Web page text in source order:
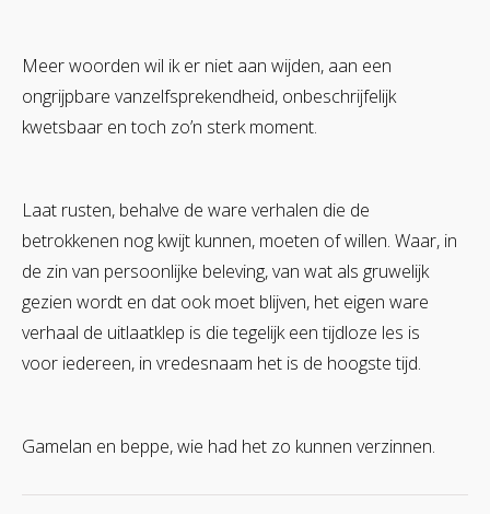
Meer woorden wil ik er niet aan wijden, aan een
ongrijpbare vanzelfsprekendheid, onbeschrijfelijk
kwetsbaar en toch zo’n sterk moment.
Laat rusten, behalve de ware verhalen die de
betrokkenen nog kwijt kunnen, moeten of willen. Waar, in
de zin van persoonlijke beleving, van wat als gruwelijk
gezien wordt en dat ook moet blijven, het eigen ware
verhaal de uitlaatklep is die tegelijk een tijdloze les is
voor iedereen, in vredesnaam het is de hoogste tijd.
Gamelan en beppe, wie had het zo kunnen verzinnen.